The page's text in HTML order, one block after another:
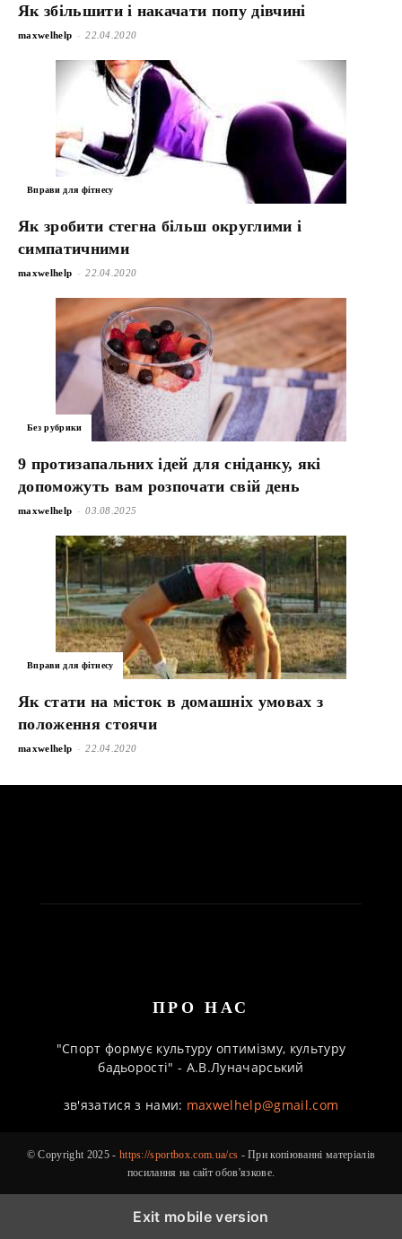
Як збільшити і накачати попу дівчині
maxwelhelp - 22.04.2020
Вправи для фітнесу
Як зробити стегна більш округлими і
симпатичними
maxwelhelp - 22.04.2020
Без рубрики
9 протизапальних ідей для сніданку, які
допоможуть вам розпочати свій день
maxwelhelp - 03.08.2025
Вправи для фітнесу
Як стати на місток в домашніх умовах з
положення стоячи
maxwelhelp - 22.04.2020
ПРО НАС
"Спорт формує культуру оптимізму, культуру
бадьорості" - А.В.Луначарський
зв'язатися з нами: maxwelhelp@gmail.com
© Copyright 2025 - https://sportbox.com.ua/cs - При копіюванні матеріалів
посилання на сайт обов'язкове.
Exit mobile version